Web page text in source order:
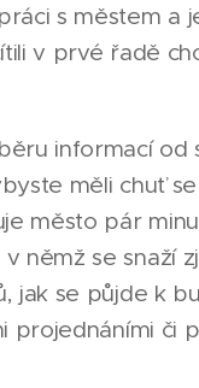
s městem a
v prvé řadě
informací od
měli chuť
město pár
v němž se snaží
jak se půjde k
projednáními či